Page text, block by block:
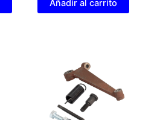
Añadir al carrito